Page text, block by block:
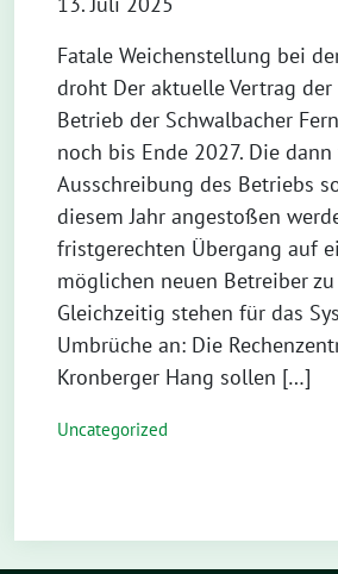
Fatale Weichenstellung bei
droht Der aktuelle Vertrag
Betrieb der Schwalbacher
noch bis Ende 2027. Die
Ausschreibung des Betriebs
diesem Jahr angestoßen
fristgerechten Übergang auf
möglichen neuen Betreiber
Gleichzeitig stehen für das
Umbrüche an: Die
Kronberger Hang sollen […]
Uncategorized